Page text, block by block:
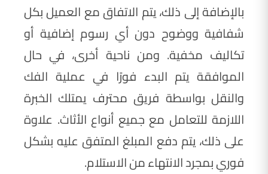
بالإضافة إلى ذلك، يتم الاتفاق مع العميل بكل
شفافية ووضوح دون أي رسوم إضافية أو
تكاليف مخفية. ومن ناحية أخرى، في حال
الموافقة يتم البدء فورًا في عملية الفك
والنقل بواسطة فريق محترف يمتلك الخبرة
اللازمة للتعامل مع جميع أنواع الأثاث. علاوة
على ذلك، يتم دفع المبلغ المتفق عليه بشكل
فوري بمجرد الانتهاء من الاستلام.